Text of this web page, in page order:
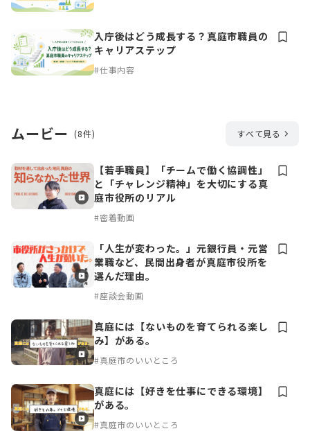
入庁後はどう成長する？真庭市職員の
キャリアステップ
#仕事内容
ムービー (8件) すべて見る
【若手職員】「チームで働く協調性」
と「チャレンジ精神」を大切にする真
庭市役所のリアル
#密着動画
「人生が変わった。」元銀行員・元営
業職など、民間出身者が真庭市役所を
選んだ理由。
#座談会動画
真庭には【ないものを育てられる楽し
み】がある。
#真庭市のいいところ
真庭には【好きを仕事にできる環境】
がある。
#真庭市のいいところ